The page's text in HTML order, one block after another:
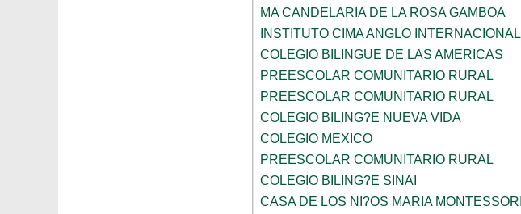
MA CANDELARIA DE LA ROSA GAMBOA
INSTITUTO CIMA ANGLO INTERNACIONAL
COLEGIO BILINGUE DE LAS AMERICAS
PREESCOLAR COMUNITARIO RURAL
PREESCOLAR COMUNITARIO RURAL
COLEGIO BILING?E NUEVA VIDA
COLEGIO MEXICO
PREESCOLAR COMUNITARIO RURAL
COLEGIO BILING?E SINAI
CASA DE LOS NI?OS MARIA MONTESSORI